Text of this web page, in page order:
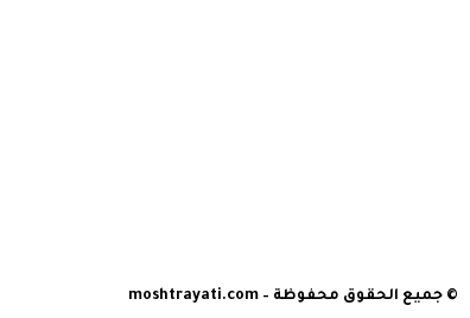
© جميع الحقوق محفوظة – moshtrayati.com